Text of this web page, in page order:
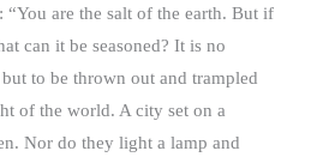
“You are the salt of the earth. But if
can it be seasoned? It is no
to be thrown out and trampled
of the world. A city set on a
Nor do they light a lamp and